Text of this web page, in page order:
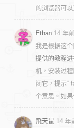
的浏览器可以
Ethan 14 年
我是根据这
提供的教程
机，安装过
闭它，提示“
个意思。如
飛天鼠 14 年